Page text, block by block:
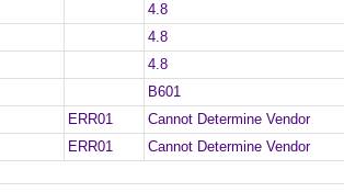
4.8
4.8
4.8
B601
ERR01
Cannot Determine Vendor
ERR01 Cannot Determine Vendor